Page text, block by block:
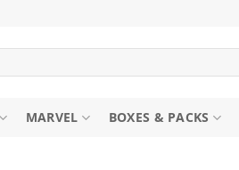
MARVEL BOXES & PACKS